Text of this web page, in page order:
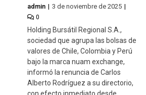
admin 3 de noviembre de 2025
0
Holding Bursátil Regional S.A.,
sociedad que agrupa las bolsas de
valores de Chile, Colombia y Perú
bajo la marca nuam exchange,
informó la renuncia de Carlos
Alberto Rodríguez a su directorio,